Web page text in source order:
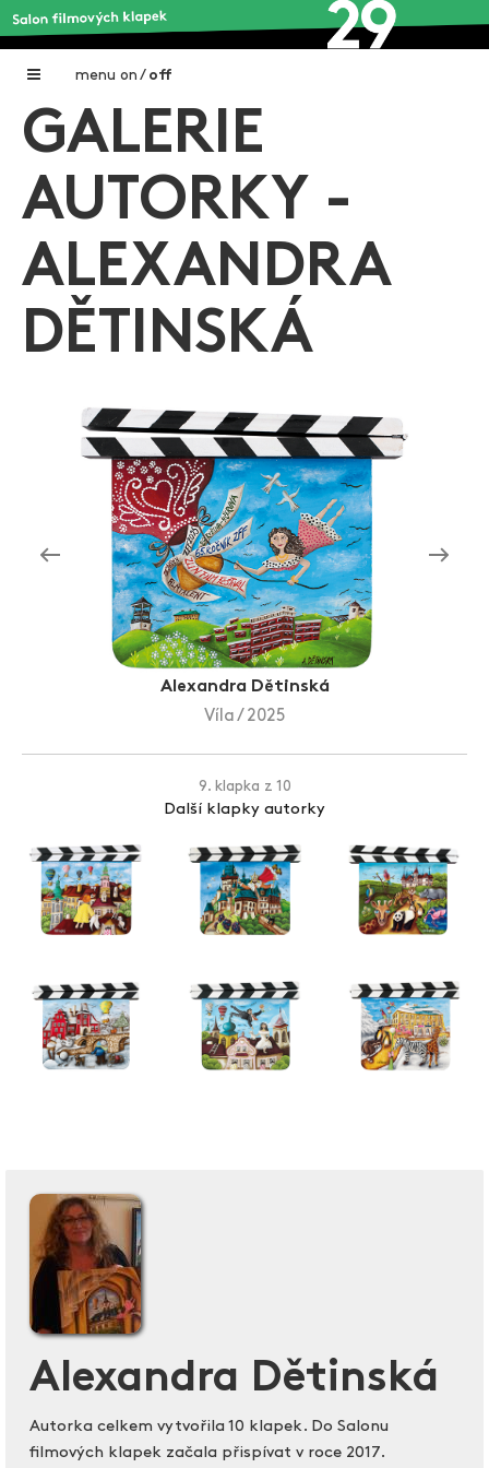
menu on / off
Home
Galerie filmových klapek
Autoři filmových klapek
O projektu
Aukce filmových klapek
Aktuality
Zlín Film Festival
GALERIE
AUTORKY -
ALEXANDRA
DĚTINSKÁ
Alexandra Dětinská
Víla / 2025
9. klapka z 10
Další klapky autorky
Alexandra Dětinská
Autorka celkem vytvořila 10 klapek. Do Salonu
filmových klapek začala přispívat v roce 2017.